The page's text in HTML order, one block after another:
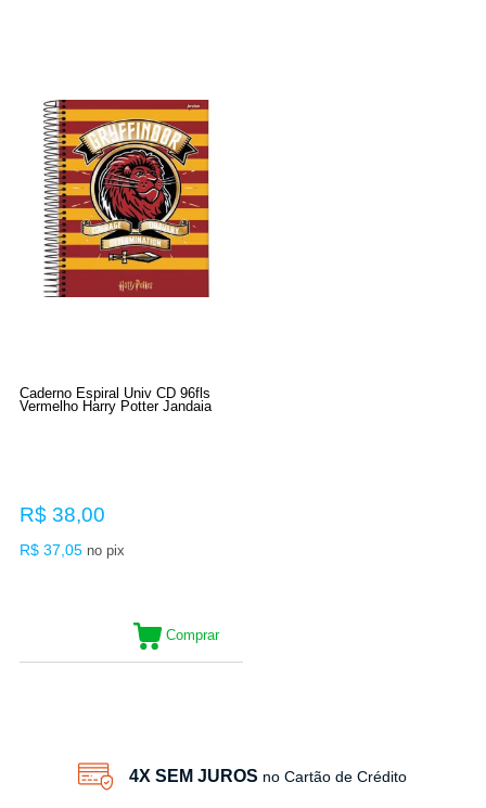
Caderno Espiral Univ CD 96fls
Vermelho Harry Potter Jandaia
R$ 38,00
R$ 37,05 no pix
Comprar
4X SEM JUROS no Cartão de Crédito